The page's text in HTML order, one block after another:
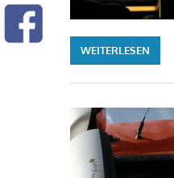
WEITERLESEN